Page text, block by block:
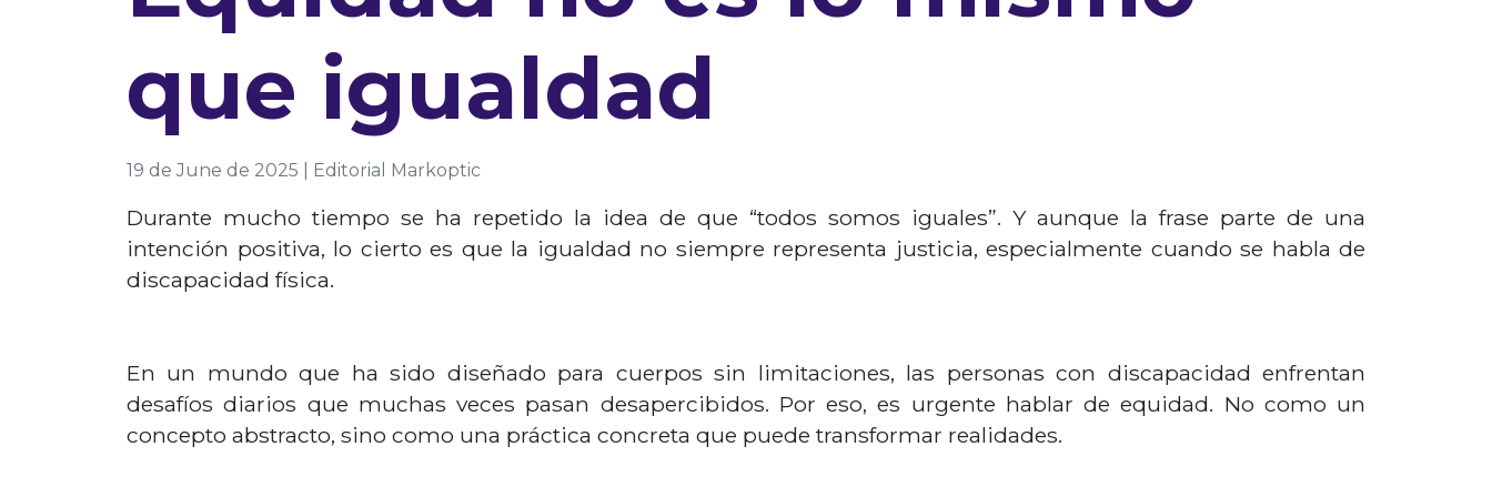
que igualdad
19 de June de 2025 | Editorial Markoptic
Durante mucho tiempo se ha repetido la idea de que “todos somos iguales”. Y aunque la frase parte de una
intención positiva, lo cierto es que la igualdad no siempre representa justicia, especialmente cuando se habla de
discapacidad física.
En un mundo que ha sido diseñado para cuerpos sin limitaciones, las personas con discapacidad enfrentan
desafíos diarios que muchas veces pasan desapercibidos. Por eso, es urgente hablar de equidad. No como un
concepto abstracto, sino como una práctica concreta que puede transformar realidades.